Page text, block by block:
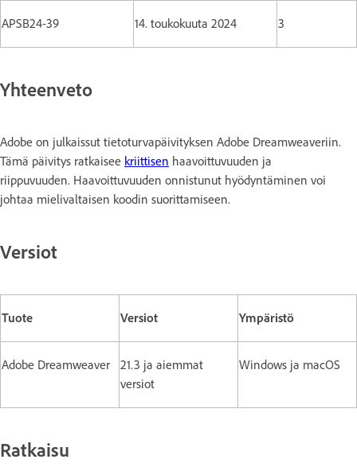
APSB24-39 14. toukokuuta 2024 3
Yhteenveto
Adobe on julkaissut tietoturvapäivityksen Adobe Dreamweaveriin.
Tämä päivitys ratkaisee kriittisen haavoittuvuuden ja
riippuvuuden. Haavoittuvuuden onnistunut hyödyntäminen voi
johtaa mielivaltaisen koodin suorittamiseen.
Versiot
Tuote Versiot Ympäristö
Adobe Dreamweaver
21.3 ja aiemmat
versiot
Windows ja macOS
Ratkaisu